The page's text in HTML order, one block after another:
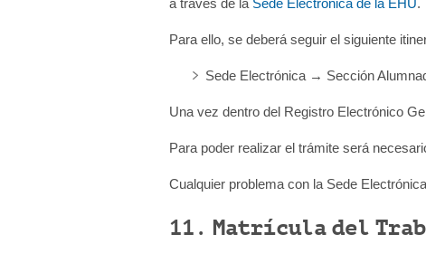
a través de la Sede Electrónica de la EHU.
Para ello, se deberá seguir el siguiente
Sede Electrónica → Sección
Una vez dentro del Registro Electrónico
Para poder realizar el trámite será
Cualquier problema con la Sede
11. Matrícula del